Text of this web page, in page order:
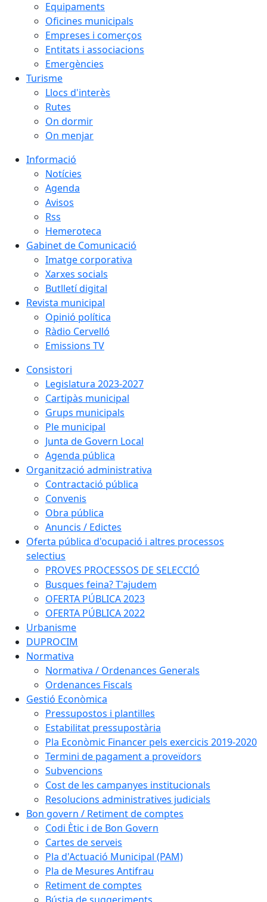
Equipaments
Oficines municipals
Empreses i comerços
Entitats i associacions
Emergències
Turisme
Llocs d'interès
Rutes
On dormir
On menjar
Informació
Notícies
Agenda
Avisos
Rss
Hemeroteca
Gabinet de Comunicació
Imatge corporativa
Xarxes socials
Butlletí digital
Revista municipal
Opinió política
Ràdio Cervelló
Emissions TV
Consistori
Legislatura 2023-2027
Cartipàs municipal
Grups municipals
Ple municipal
Junta de Govern Local
Agenda pública
Organització administrativa
Contractació pública
Convenis
Obra pública
Anuncis / Edictes
Oferta pública d'ocupació i altres processos
selectius
PROVES PROCESSOS DE SELECCIÓ
Busques feina? T'ajudem
OFERTA PÚBLICA 2023
OFERTA PÚBLICA 2022
Urbanisme
DUPROCIM
Normativa
Normativa / Ordenances Generals
Ordenances Fiscals
Gestió Econòmica
Pressupostos i plantilles
Estabilitat pressupostària
Pla Econòmic Financer pels exercicis 2019-2020
Termini de pagament a proveïdors
Subvencions
Cost de les campanyes institucionals
Resolucions administratives judicials
Bon govern / Retiment de comptes
Codi Ètic i de Bon Govern
Cartes de serveis
Pla d'Actuació Municipal (PAM)
Pla de Mesures Antifrau
Retiment de comptes